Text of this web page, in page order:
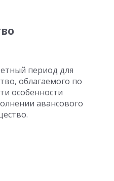
период для
облагаемого по
особенности
авансового